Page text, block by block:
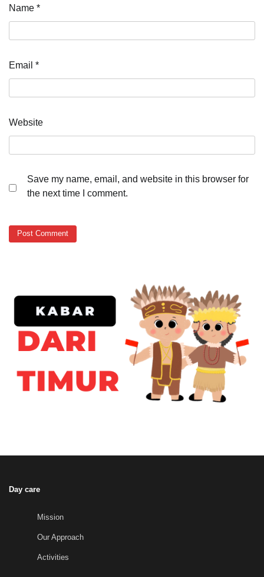
Name *
Email *
Website
Save my name, email, and website in this browser for
the next time I comment.
Day care
Mission
Our Approach
Activities